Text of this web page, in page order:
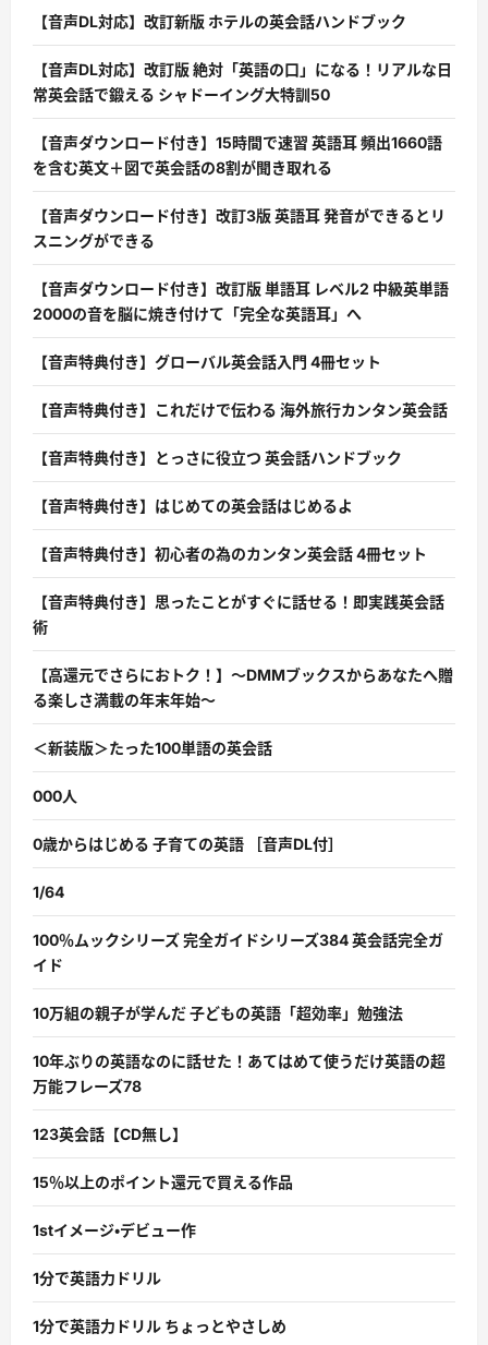
【音声DL対応】改訂新版 ホテルの英会話ハンドブック
【音声DL対応】改訂版 絶対「英語の口」になる！リアルな日
常英会話で鍛える シャドーイング大特訓50
【音声ダウンロード付き】15時間で速習 英語耳 頻出1660語
を含む英文＋図で英会話の8割が聞き取れる
【音声ダウンロード付き】改訂3版 英語耳 発音ができるとリ
スニングができる
【音声ダウンロード付き】改訂版 単語耳 レベル2 中級英単語
2000の音を脳に焼き付けて「完全な英語耳」へ
【音声特典付き】グローバル英会話入門 4冊セット
【音声特典付き】これだけで伝わる 海外旅行カンタン英会話
【音声特典付き】とっさに役立つ 英会話ハンドブック
【音声特典付き】はじめての英会話はじめるよ
【音声特典付き】初心者の為のカンタン英会話 4冊セット
【音声特典付き】思ったことがすぐに話せる！即実践英会話
術
【高還元でさらにおトク！】〜DMMブックスからあなたへ贈
る楽しさ満載の年末年始〜
＜新装版＞たった100単語の英会話
000人
0歳からはじめる 子育ての英語 ［音声DL付］
1/64
100％ムックシリーズ 完全ガイドシリーズ384 英会話完全ガ
イド
10万組の親子が学んだ 子どもの英語「超効率」勉強法
10年ぶりの英語なのに話せた！あてはめて使うだけ英語の超
万能フレーズ78
123英会話【CD無し】
15％以上のポイント還元で買える作品
1stイメージ・デビュー作
1分で英語力ドリル
1分で英語力ドリル ちょっとやさしめ